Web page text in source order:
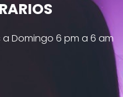
a Domingo 6 pm a 6 am